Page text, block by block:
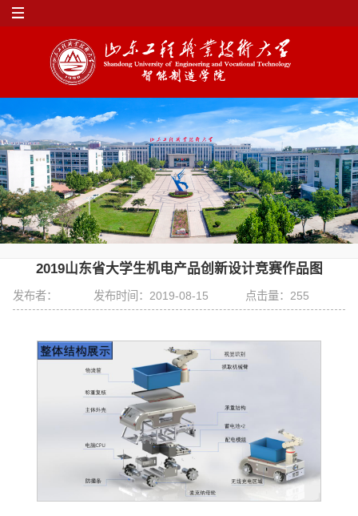
2019山东省大学生机电产品创新设计竞赛作品图
发布者： 发布时间：2019-08-15 点击量： 255